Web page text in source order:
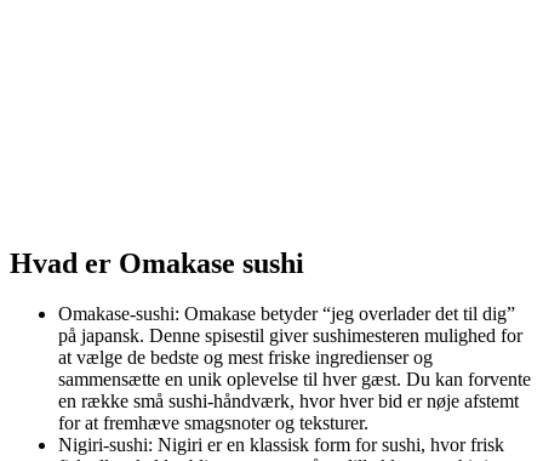
Hvad er Omakase sushi
Omakase-sushi: Omakase betyder “jeg overlader det til dig”
på japansk. Denne spisestil giver sushimesteren mulighed for
at vælge de bedste og mest friske ingredienser og
sammensætte en unik oplevelse til hver gæst. Du kan forvente
en række små sushi-håndværk, hvor hver bid er nøje afstemt
for at fremhæve smagsnoter og teksturer.
Nigiri-sushi: Nigiri er en klassisk form for sushi, hvor frisk